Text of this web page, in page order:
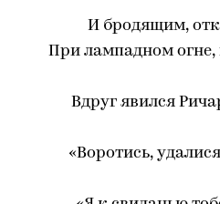
И бродящим,
При лампадном
Вдруг явился
«Воротись,